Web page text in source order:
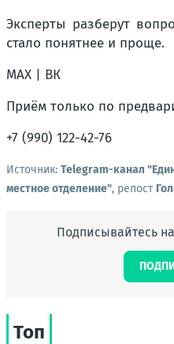
Эксперты разберут
стало понятнее и проще.
MAX | ВК
Приём только по
+7 (990) 122-42-76
Источник: Telegram-канал
местное отделение", репост
Подписывайтесь
Топ